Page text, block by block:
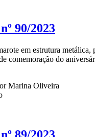
90/2023
em estrutura metálica,
comemoração do
Marina Oliveira